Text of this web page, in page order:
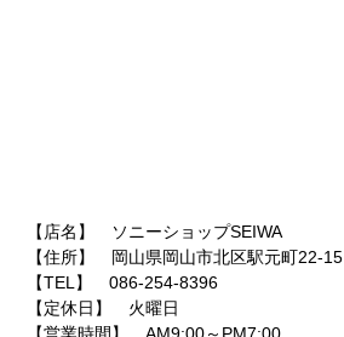
【店名】 ソニーショップSEIWA
【住所】 岡山県岡山市北区駅元町22-15
【TEL】 086-254-8396
【定休日】 火曜日